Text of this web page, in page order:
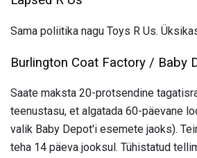
Sama poliitika nagu Toys R Us.
Burlington Coat Factory / Baby
Saate maksta 20-protsendine
teenustasu, et algatada 60-päevane
valik Baby Depot'i esemete jaoks).
teha 14 päeva jooksul. Tühistatud